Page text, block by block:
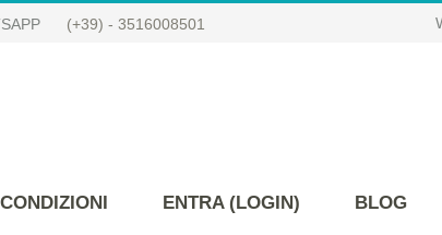
(+39) - 3516008501
CONDIZIONI ENTRA (LOGIN) BLOG